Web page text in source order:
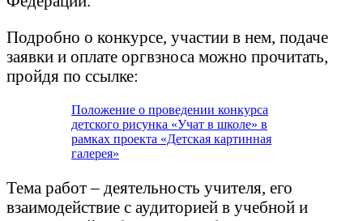
Подробно о конкурсе, участии в нем, подаче
заявки и оплате оргвзноса можно прочитать,
пройдя по ссылке:
Положение о проведении конкурса
детского рисунка «Учат в школе» в
рамках проекта «Детская картинная
галерея»
Тема работ – деятельность учителя, его
взаимодействие с аудиторией в учебной и